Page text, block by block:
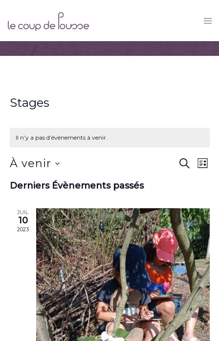
to
content
Stages
Il n’y a pas d’évènements à venir.
vues
À venir
Sélectionnez
une
Derniers Évènements passés
JUIL
10
2023